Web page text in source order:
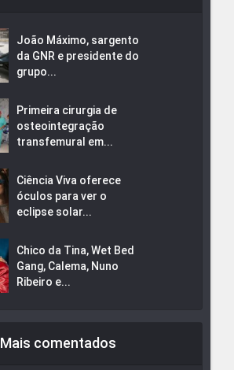
João Máximo, sargento
da GNR e presidente do
grupo...
Primeira cirurgia de
osteointegração
transfemural em...
Ciência Viva oferece
óculos para ver o
eclipse solar...
Chico da Tina, Wet Bed
Gang, Calema, Nuno
Ribeiro e...
Mais comentados